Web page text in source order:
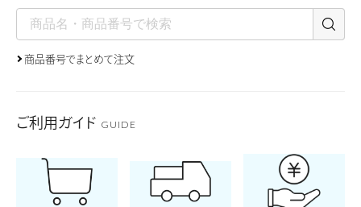
商品番号でまとめて注文
ご利用ガイド GUIDE